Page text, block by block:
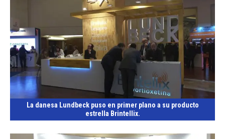
La danesa Lundbeck puso en primer plano a su producto
estrella Brintellix.